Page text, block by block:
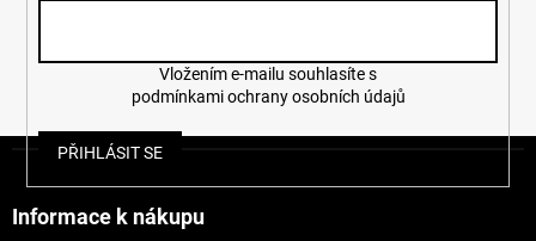
podmínkami ochrany osobních údajů
PŘIHLÁSIT SE
Informace k nákupu